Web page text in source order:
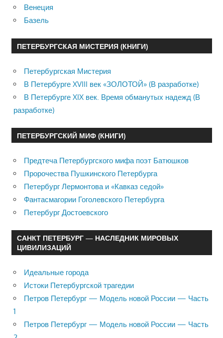
Венеция
Базель
ПЕТЕРБУРГСКАЯ МИСТЕРИЯ (КНИГИ)
Петербургская Мистерия
В Петербурге XVIII век «ЗОЛОТОЙ» (В разработке)
В Петербурге XIX век. Время обманутых надежд (В
разработке)
ПЕТЕРБУРГСКИЙ МИФ (КНИГИ)
Предтеча Петербургского мифа поэт Батюшков
Пророчества Пушкинского Петербурга
Петербург Лермонтова и «Кавказ седой»
Фантасмагории Гоголевского Петербурга
Петербург Достоевского
САНКТ ПЕТЕРБУРГ — НАСЛЕДНИК МИРОВЫХ
ЦИВИЛИЗАЦИЙ
Идеальные города
Истоки Петербургской трагедии
Петров Петербург — Модель новой России — Часть
1
Петров Петербург — Модель новой России — Часть